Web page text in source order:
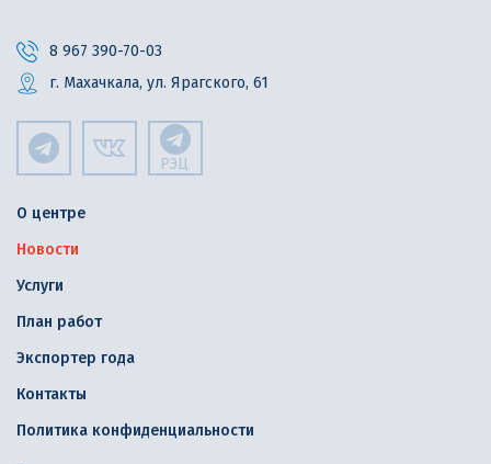
8 967 390-70-03
г. Махачкала, ул. Ярагского, 61
РЭЦ
О центре
Новости
Услуги
План работ
Экспортер года
Контакты
Политика конфиденциальности